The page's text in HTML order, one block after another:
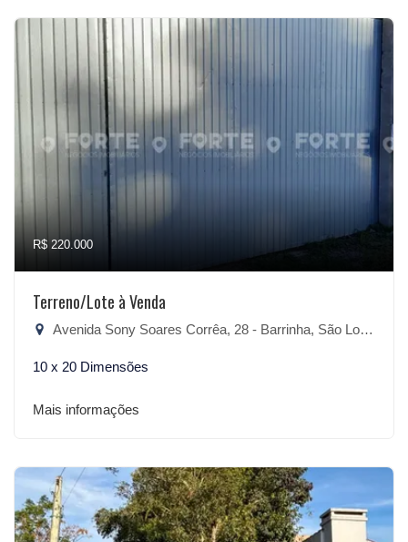
R$ 220.000
Terreno/Lote à Venda
Avenida Sony Soares Corrêa, 28 - Barrinha, São Lourenço do Sul-RS
10 x 20 Dimensões
Mais informações